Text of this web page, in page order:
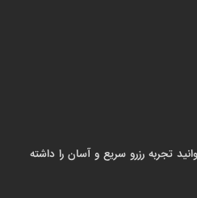
تجربه رزرو سریع و آسان را داشته